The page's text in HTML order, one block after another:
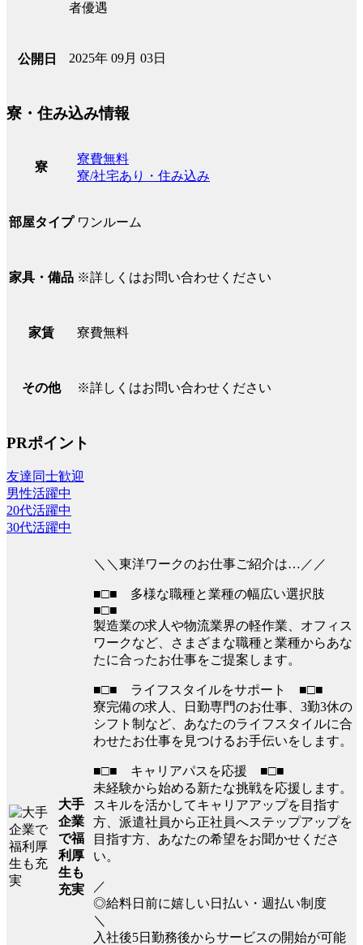
者優遇
公開日 2025年 09月 03日
寮・住み込み情報
寮
寮費無料
寮/社宅あり・住み込み
部屋タイプ ワンルーム
家具・備品 ※詳しくはお問い合わせください
家賃 寮費無料
その他 ※詳しくはお問い合わせください
PRポイント
友達同士歓迎
男性活躍中
20代活躍中
30代活躍中
大手
企業
で福
利厚
生も
充実
＼＼東洋ワークのお仕事ご紹介は…／／
■□■ 多様な職種と業種の幅広い選択肢
■□■
製造業の求人や物流業界の軽作業、オフィス
ワークなど、さまざまな職種と業種からあな
たに合ったお仕事をご提案します。
■□■ ライフスタイルをサポート ■□■
寮完備の求人、日勤専門のお仕事、3勤3休の
シフト制など、あなたのライフスタイルに合
わせたお仕事を見つけるお手伝いをします。
■□■ キャリアパスを応援 ■□■
未経験から始める新たな挑戦を応援します。
スキルを活かしてキャリアアップを目指す
方、派遣社員から正社員へステップアップを
目指す方、あなたの希望をお聞かせくださ
い。
／
◎給料日前に嬉しい日払い・週払い制度
＼
入社後5日勤務後からサービスの開始が可能